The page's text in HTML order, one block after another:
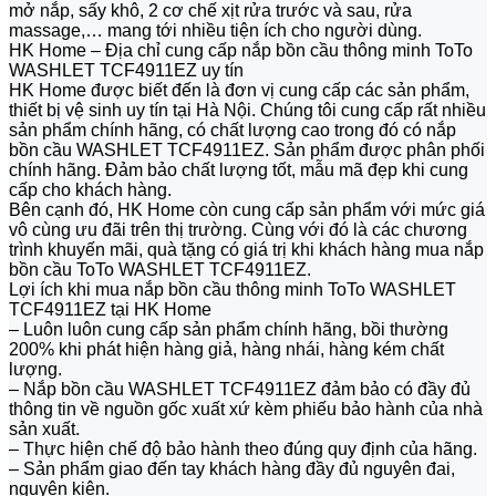
mở nắp, sấy khô, 2 cơ chế xịt rửa trước và sau, rửa
massage,… mang tới nhiều tiện ích cho người dùng.
HK Home – Địa chỉ cung cấp nắp bồn cầu thông minh ToTo
WASHLET TCF4911EZ uy tín
HK Home được biết đến là đơn vị cung cấp các sản phẩm,
thiết bị vệ sinh uy tín tại Hà Nội. Chúng tôi cung cấp rất nhiều
sản phẩm chính hãng, có chất lượng cao trong đó có nắp
bồn cầu WASHLET TCF4911EZ. Sản phẩm được phân phối
chính hãng. Đảm bảo chất lượng tốt, mẫu mã đẹp khi cung
cấp cho khách hàng.
Bên cạnh đó, HK Home còn cung cấp sản phẩm với mức giá
vô cùng ưu đãi trên thị trường. Cùng với đó là các chương
trình khuyến mãi, quà tặng có giá trị khi khách hàng mua nắp
bồn cầu ToTo WASHLET TCF4911EZ.
Lợi ích khi mua nắp bồn cầu thông minh ToTo WASHLET
TCF4911EZ tại HK Home
– Luôn luôn cung cấp sản phẩm chính hãng, bồi thường
200% khi phát hiện hàng giả, hàng nhái, hàng kém chất
lượng.
– Nắp bồn cầu WASHLET TCF4911EZ đảm bảo có đầy đủ
thông tin về nguồn gốc xuất xứ kèm phiếu bảo hành của nhà
sản xuất.
– Thực hiện chế độ bảo hành theo đúng quy định của hãng.
– Sản phẩm giao đến tay khách hàng đầy đủ nguyên đai,
nguyên kiện.